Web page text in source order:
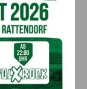
Nächster Artikel
vom AMS
Hermagor ZUR